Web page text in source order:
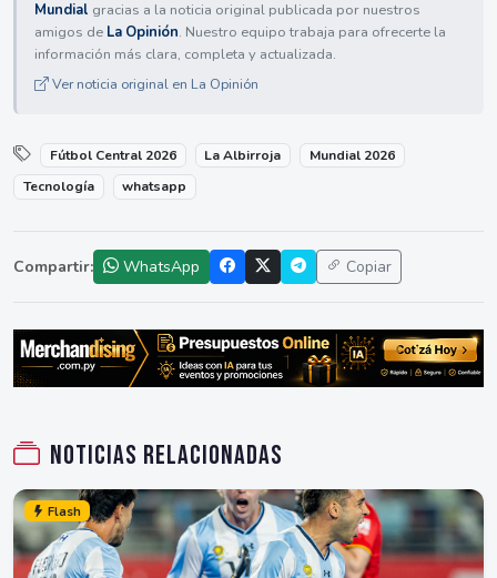
Mundial gracias a la noticia original publicada por nuestros
amigos de La Opinión. Nuestro equipo trabaja para ofrecerte la
información más clara, completa y actualizada.
Ver noticia original en La Opinión
Fútbol Central 2026 La Albirroja
Mundial 2026
Tecnología
whatsapp
Compartir: WhatsApp Copiar
Noticias relacionadas
Flash